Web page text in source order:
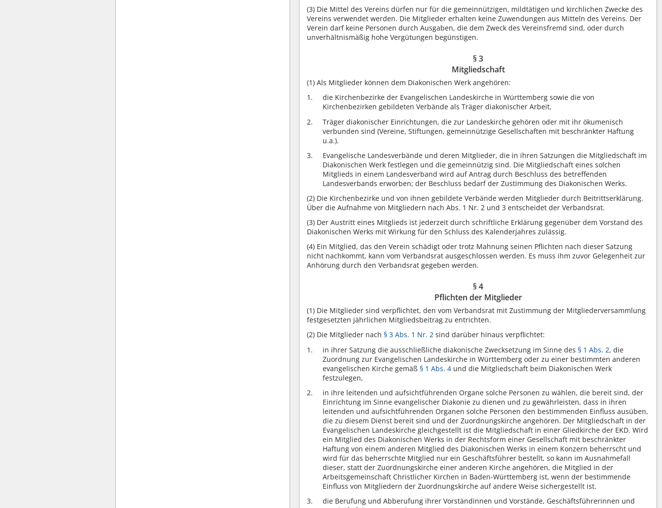
(3) Die Mittel des Vereins dürfen nur für die gemeinnützigen, mildtätigen und kirchlichen Zwecke des
Vereins verwendet werden. Die Mitglieder erhalten keine Zuwendungen aus Mitteln des Vereins. Der
Verein darf keine Personen durch Ausgaben, die dem Zweck des Vereinsfremd sind, oder durch
unverhältnismäßig hohe Vergütungen begünstigen.
§ 3
Mitgliedschaft
(1) Als Mitglieder können dem Diakonischen Werk angehören:
die Kirchenbezirke der Evangelischen Landeskirche in Württemberg sowie die von
Kirchenbezirken gebildeten Verbände als Träger diakonischer Arbeit,
Träger diakonischer Einrichtungen, die zur Landeskirche gehören oder mit ihr ökumenisch
verbunden sind (Vereine, Stiftungen, gemeinnützige Gesellschaften mit beschränkter Haftung
u.a.).
Evangelische Landesverbände und deren Mitglieder, die in ihren Satzungen die Mitgliedschaft im
Diakonischen Werk festlegen und die gemeinnützig sind. Die Mitgliedschaft eines solchen
Mitglieds in einem Landesverband wird auf Antrag durch Beschluss des betreffenden
Landesverbands erworben; der Beschluss bedarf der Zustimmung des Diakonischen Werks.
(2) Die Kirchenbezirke und von ihnen gebildete Verbände werden Mitglieder durch Beitrittserklärung.
Über die Aufnahme von Mitgliedern nach Abs. 1 Nr. 2 und 3 entscheidet der Verbandsrat.
(3) Der Austritt eines Mitglieds ist jederzeit durch schriftliche Erklärung gegenüber dem Vorstand des
Diakonischen Werks mit Wirkung für den Schluss des Kalenderjahres zulässig.
(4) Ein Mitglied, das den Verein schädigt oder trotz Mahnung seinen Pflichten nach dieser Satzung
nicht nachkommt, kann vom Verbandsrat ausgeschlossen werden. Es muss ihm zuvor Gelegenheit zur
Anhörung durch den Verbandsrat gegeben werden.
§ 4
Pflichten der Mitglieder
(1) Die Mitglieder sind verpflichtet, den vom Verbandsrat mit Zustimmung der Mitgliederversammlung
festgesetzten jährlichen Mitgliedsbeitrag zu entrichten.
(2) Die Mitglieder nach§ 3 Abs. 1 Nr. 2 sind darüber hinaus verpflichtet:
in ihrer Satzung die ausschließliche diakonische Zwecksetzung im Sinne des § 1 Abs. 2, die
Zuordnung zur Evangelischen Landeskirche in Württemberg oder zu einer bestimmten anderen
evangelischen Kirche gemäß § 1 Abs. 4 und die Mitgliedschaft beim Diakonischen Werk
festzulegen,
in ihre leitenden und aufsichtführenden Organe solche Personen zu wählen, die bereit sind, der
Einrichtung im Sinne evangelischer Diakonie zu dienen und zu gewährleisten, dass in ihren
leitenden und aufsichtführenden Organen solche Personen den bestimmenden Einfluss ausüben,
die zu diesem Dienst bereit sind und der Zuordnungskirche angehören. Der Mitgliedschaft in der
Evangelischen Landeskirche gleichgestellt ist die Mitgliedschaft in einer Gliedkirche der EKD. Wird
ein Mitglied des Diakonischen Werks in der Rechtsform einer Gesellschaft mit beschränkter
Haftung von einem anderen Mitglied des Diakonischen Werks in einem Konzern beherrscht und
wird für das beherrschte Mitglied nur ein Geschäftsführer bestellt, so kann im Ausnahmefall
dieser, statt der Zuordnungskirche einer anderen Kirche angehören, die Mitglied in der
Arbeitsgemeinschaft Christlicher Kirchen in Baden-Württemberg ist, wenn der bestimmende
Einfluss von Mitgliedern der Zuordnungskirche auf andere Weise sichergestellt ist.
die Berufung und Abberufung ihrer Vorständinnen und Vorstände, Geschäftsführerinnen und